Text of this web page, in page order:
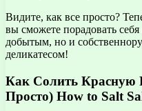
Видите, как все просто?
вы сможете порадовать
добытым, но и
деликатесом!
Как Солить Красную
Просто) How to Salt